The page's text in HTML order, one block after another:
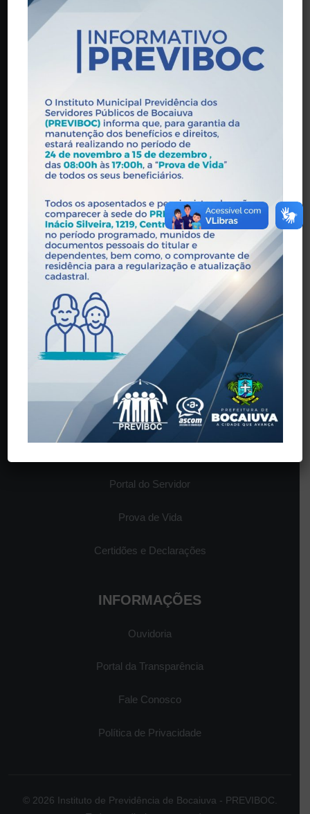
PREVIBOC
Praça Wandick Dumont, 146 - Centro, Bocaiúva - MG,
(38) 3251-5601
contato@previboc.mg.gov.br
O INSTITUTO
História
Legislação
Órgãos Colegiados
SERVIÇOS
Portal do Servidor
Prova de Vida
Certidões e Declarações
INFORMAÇÕES
Ouvidoria
Portal da Transparência
Fale Conosco
Política de Privacidade
© 2026 Instituto de Previdência de Bocaiuva - PREVIBOC.